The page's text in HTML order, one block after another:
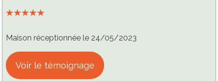
⭑⭑⭑⭑⭑
Maison réceptionnée le 24/05/2023
Voir le témoignage